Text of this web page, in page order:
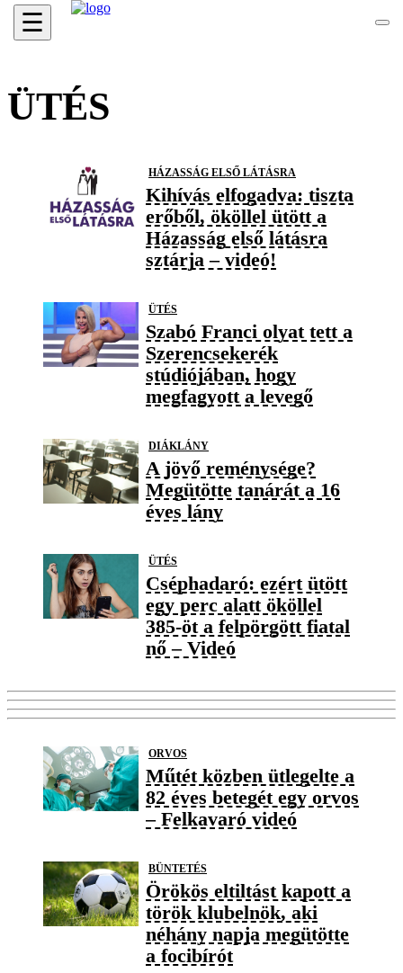
☰
ÜTÉS
HÁZASSÁG ELSŐ LÁTÁSRA
Kihívás elfogadva: tiszta
erőből, ököllel ütött a
Házasság első látásra
sztárja – videó!
ÜTÉS
Szabó Franci olyat tett a
Szerencsekerék
stúdiójában, hogy
megfagyott a levegő
DIÁKLÁNY
A jövő reménysége?
Megütötte tanárát a 16
éves lány
ÜTÉS
Cséphadaró: ezért ütött
egy perc alatt ököllel
385-öt a felpörgött fiatal
nő – Videó
ORVOS
Műtét közben ütlegelte a
82 éves betegét egy orvos
– Felkavaró videó
BÜNTETÉS
Örökös eltiltást kapott a
török klubelnök, aki
néhány napja megütötte
a focibírót